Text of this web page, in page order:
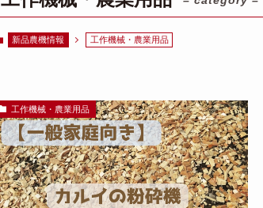
新品農機情報 工作機械・農業用品
工作機械・農業用品